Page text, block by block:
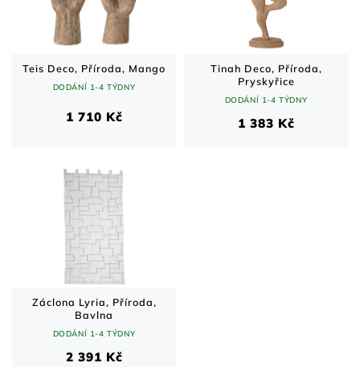
Teis Deco, Příroda, Mango
DODÁNÍ 1-4 TÝDNY
1 710 Kč
Tinah Deco, Příroda,
Pryskyřice
DODÁNÍ 1-4 TÝDNY
1 383 Kč
Záclona Lyria, Příroda,
Bavlna
DODÁNÍ 1-4 TÝDNY
2 391 Kč